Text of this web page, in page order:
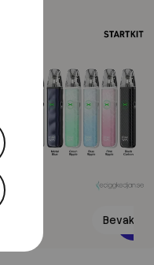
Bevaka